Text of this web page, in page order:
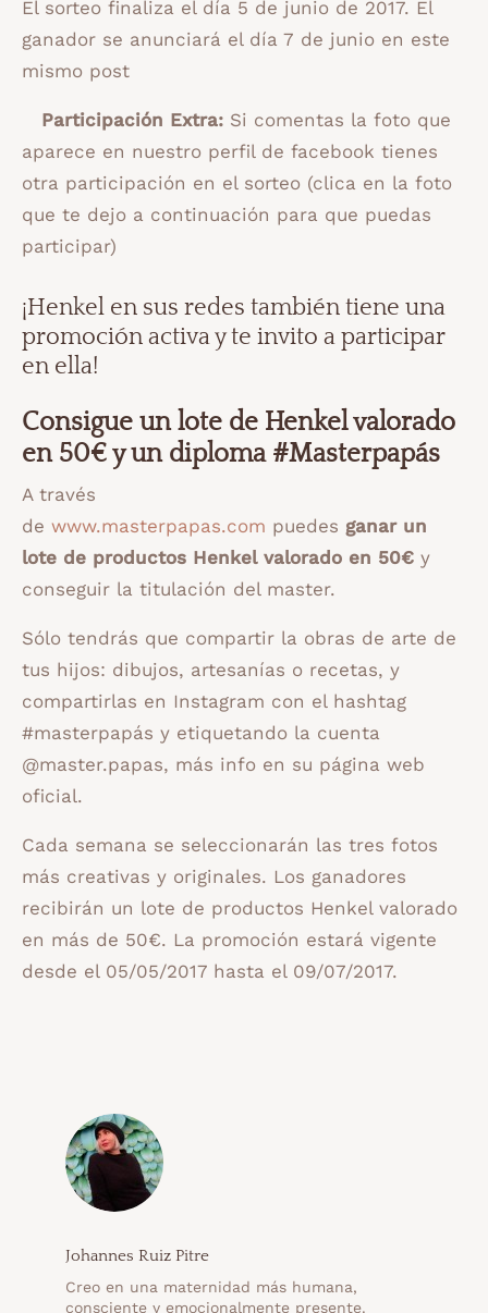
El sorteo finaliza el día 5 de junio de 2017. El
ganador se anunciará el día 7 de junio en este
mismo post
Participación Extra: Si comentas la foto que
aparece en nuestro perfil de facebook tienes
otra participación en el sorteo (clica en la foto
que te dejo a continuación para que puedas
participar)
¡Henkel en sus redes también tiene una
promoción activa y te invito a participar
en ella!
Consigue un lote de Henkel valorado
en 50€ y un diploma #Masterpapás
A través
de www.masterpapas.com puedes ganar un
lote de productos Henkel valorado en 50€ y
conseguir la titulación del master.
Sólo tendrás que compartir la obras de arte de
tus hijos: dibujos, artesanías o recetas, y
compartirlas en Instagram con el hashtag
#masterpapás y etiquetando la cuenta
@master.papas, más info en su página web
oficial.
Cada semana se seleccionarán las tres fotos
más creativas y originales. Los ganadores
recibirán un lote de productos Henkel valorado
en más de 50€. La promoción estará vigente
desde el 05/05/2017 hasta el 09/07/2017.
Johannes Ruiz Pitre
Creo en una maternidad más humana,
consciente y emocionalmente presente.